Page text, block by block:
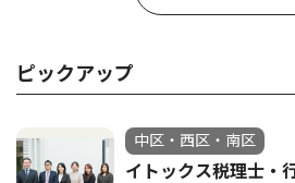
ピックアップ
中区・西区・南区
イトックス税理士